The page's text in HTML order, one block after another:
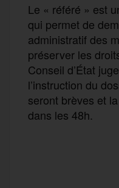
Le « référé » est
qui permet de
administratif des
préserver les
Conseil d’État
l’instruction du
seront brèves et
dans les 48h.